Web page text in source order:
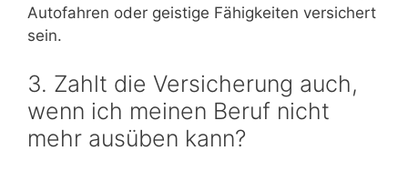
Autofahren oder geistige Fähigkeiten versichert
sein.
3. Zahlt die Versicherung auch,
wenn ich meinen Beruf nicht
mehr ausüben kann?